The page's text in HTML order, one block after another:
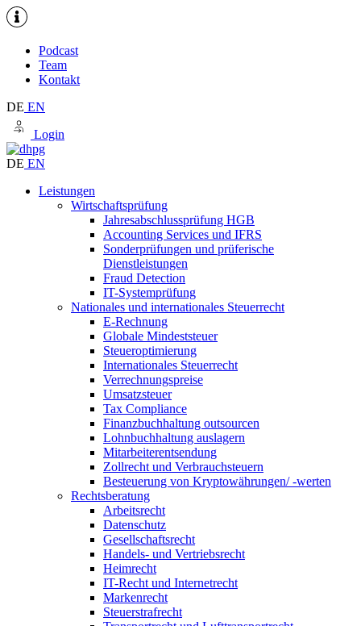
Podcast
Team
Kontakt
DE EN
Login
DE EN
Leistungen
Wirtschaftsprüfung
Jahresabschlussprüfung HGB
Accounting Services und IFRS
Sonderprüfungen und prüferische
Dienstleistungen
Fraud Detection
IT-Systemprüfung
Nationales und internationales Steuerrecht
E-Rechnung
Globale Mindeststeuer
Steueroptimierung
Internationales Steuerrecht
Verrechnungspreise
Umsatzsteuer
Tax Compliance
Finanzbuchhaltung outsourcen
Lohnbuchhaltung auslagern
Mitarbeiterentsendung
Zollrecht und Verbrauchsteuern
Besteuerung von Kryptowährungen/ -werten
Rechtsberatung
Arbeitsrecht
Datenschutz
Gesellschaftsrecht
Handels- und Vertriebsrecht
Heimrecht
IT-Recht und Internetrecht
Markenrecht
Steuerstrafrecht